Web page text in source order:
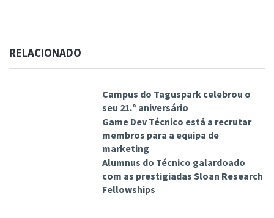
RELACIONADO
Campus do Taguspark celebrou o
seu 21.º aniversário
Game Dev Técnico está a recrutar
membros para a equipa de
marketing
Alumnus do Técnico galardoado
com as prestigiadas Sloan Research
Fellowships